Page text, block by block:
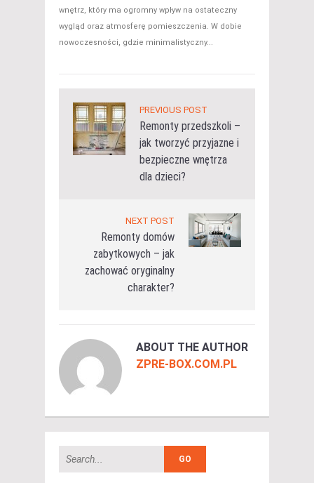
wnętrz, który ma ogromny wpływ na ostateczny
wygląd oraz atmosferę pomieszczenia. W dobie
nowoczesności, gdzie minimalistyczny...
PREVIOUS POST
Remonty przedszkoli –
jak tworzyć przyjazne i
bezpieczne wnętrza
dla dzieci?
NEXT POST
Remonty domów
zabytkowych – jak
zachować oryginalny
charakter?
ABOUT THE AUTHOR
ZPRE-BOX.COM.PL